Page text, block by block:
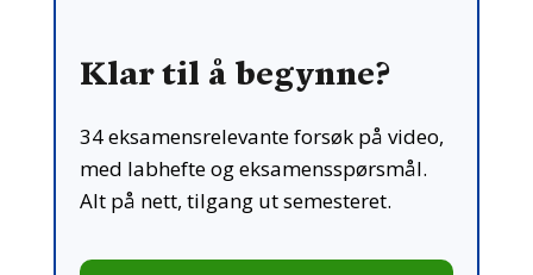
Klar til å begynne?
34 eksamensrelevante forsøk på video,
med labhefte og eksamensspørsmål.
Alt på nett, tilgang ut semesteret.